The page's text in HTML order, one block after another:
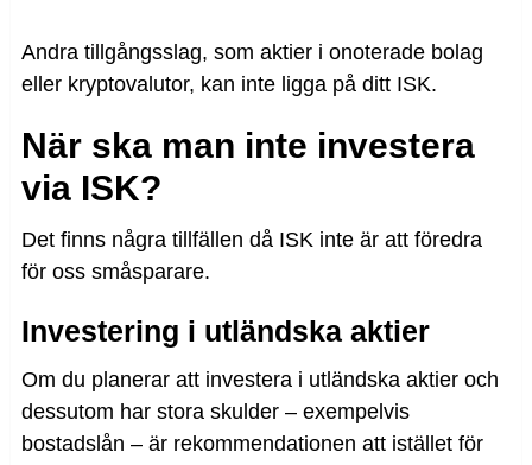
Andra tillgångsslag, som aktier i onoterade bolag
eller kryptovalutor, kan inte ligga på ditt ISK.
När ska man inte investera
via ISK?
Det finns några tillfällen då ISK inte är att föredra
för oss småsparare.
Investering i utländska aktier
Om du planerar att investera i utländska aktier och
dessutom har stora skulder – exempelvis
bostadslån – är rekommendationen att istället för